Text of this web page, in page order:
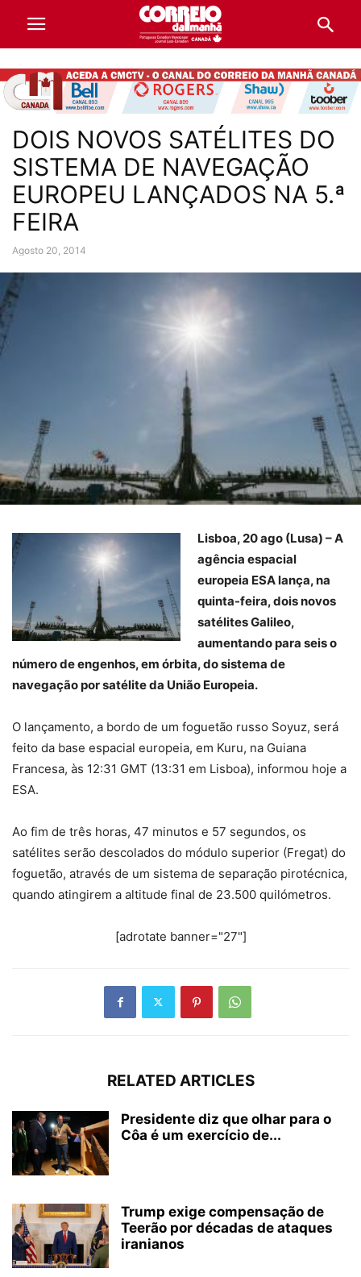
DOIS NOVOS SATÉLITES DO
SISTEMA DE NAVEGAÇÃO
EUROPEU LANÇADOS NA 5.ª
FEIRA
Agosto 20, 2014
Lisboa, 20 ago (Lusa) – A
agência espacial
europeia ESA lança, na
quinta-feira, dois novos
satélites Galileo,
aumentando para seis o
número de engenhos, em órbita, do sistema de
navegação por satélite da União Europeia.
O lançamento, a bordo de um foguetão russo Soyuz, será
feito da base espacial europeia, em Kuru, na Guiana
Francesa, às 12:31 GMT (13:31 em Lisboa), informou hoje a
ESA.
Ao fim de três horas, 47 minutos e 57 segundos, os
satélites serão descolados do módulo superior (Fregat) do
foguetão, através de um sistema de separação pirotécnica,
quando atingirem a altitude final de 23.500 quilómetros.
[adrotate banner="27"]
RELATED ARTICLES
Presidente diz que olhar para o
Côa é um exercício de...
Trump exige compensação de
Teerão por décadas de ataques
iranianos